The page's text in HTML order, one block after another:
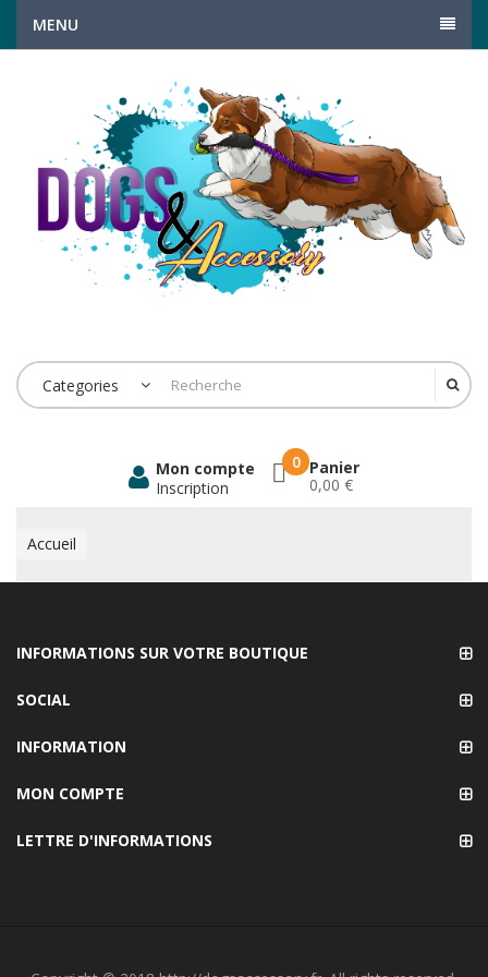
MENU
Categories
0 Panier
0,00 €
Mon compte
Inscription
Accueil
INFORMATIONS SUR VOTRE BOUTIQUE
SOCIAL
INFORMATION
MON COMPTE
LETTRE D'INFORMATIONS